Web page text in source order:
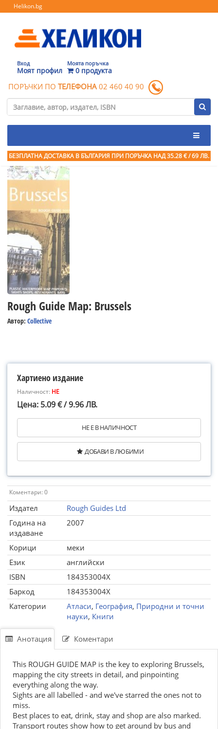
Helikon.bg
Вход
Моят профил
Моята поръчка
0 продукта
ПОРЪЧКИ ПО ТЕЛЕФОНА 02 460 40 90
БЕЗПЛАТНА ДОСТАВКА В БЪЛГАРИЯ ПРИ ПОРЪЧКА НАД 35.28 € / 69 ЛВ.
Rough Guide Map: Brussels
Автор: Collective
Хартиено издание
Наличност: НЕ
Цена: 5.09 € / 9.96 ЛВ.
НЕ Е В НАЛИЧНОСТ
ДОБАВИ В ЛЮБИМИ
Коментари: 0
Издател
Rough Guides Ltd
Година на
издаване
2007
Корици
меки
Език
английски
ISBN
184353004X
Баркод
184353004X
Категории
Атласи, География, Природни и точни
науки, Книги
Анотация Коментари
This ROUGH GUIDE MAP is the key to exploring Brussels,
mapping the city streets in detail, and pinpointing
everything along the way.
Sights are all labelled - and we've starred the ones not to
miss.
Best places to eat, drink, stay and shop are also marked.
Transport routes show how to get around by bus and